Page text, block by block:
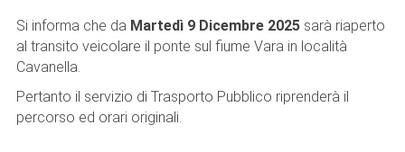
Si informa che da Martedì 9 Dicembre 2025sarà riaperto
al transito veicolare il ponte sul fiume Vara in località
Cavanella.
Pertanto il servizio di Trasporto Pubblico riprenderà il
percorso ed orari originali.